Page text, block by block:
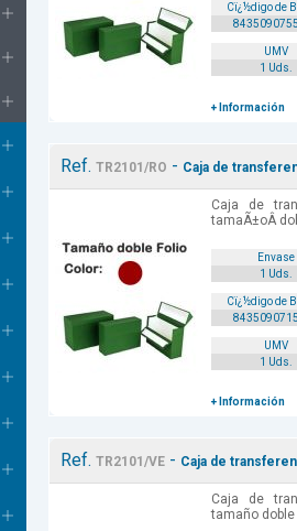
Cï¿½digo de
UMV
1 Uds.
+ Información
Ref. TR2101/RO - Caja de
Caja de
tamaÃ±oÂ
Envase
1 Uds.
Cï¿½digo de
UMV
1 Uds.
+ Información
Ref. TR2101/VE - Caja de
Caja de
tamaño